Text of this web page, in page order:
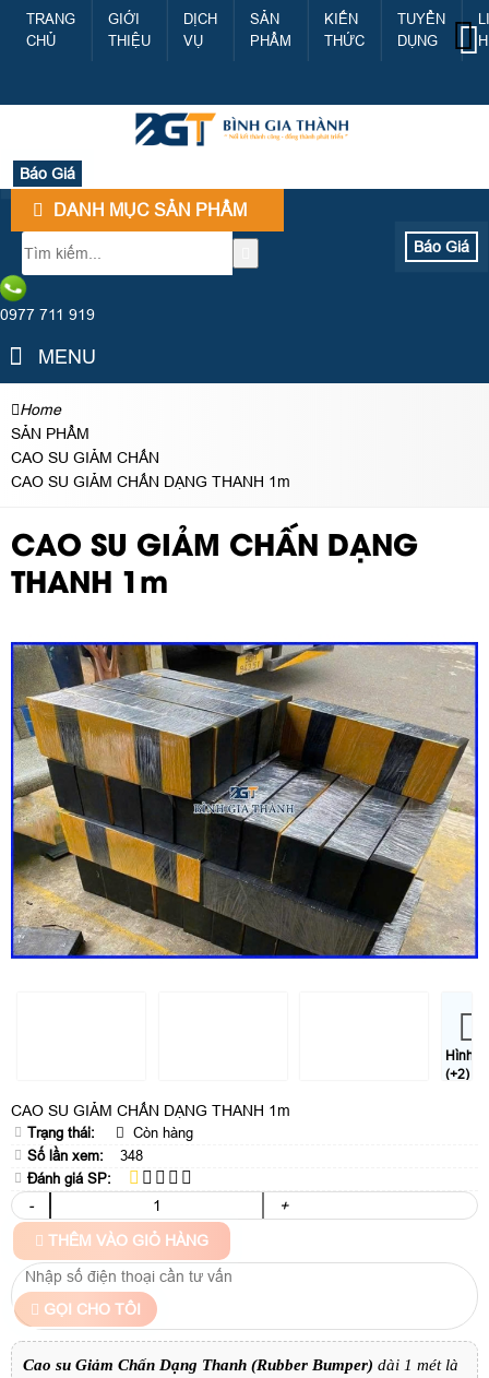
TRANG
CHỦ
GIỚI
THIỆU
DỊCH
VỤ
SẢN
PHẨM
KIẾN
THỨC
TUYỂN
DỤNG
Báo Giá
DANH MỤC SẢN PHẨM
Báo Giá
0977 711 919
MENU
Home
SẢN PHẨM
CAO SU GIẢM CHẤN
CAO SU GIẢM CHẤN DẠNG THANH 1m
CAO SU GIẢM CHẤN DẠNG
THANH 1m
Hình
(+2)
CAO SU GIẢM CHẤN DẠNG THANH 1m
Trạng thái:
Còn hàng
Số lần xem:
348
Đánh giá SP:
-
+
THÊM VÀO GIỎ HÀNG
GỌI CHO TÔI
Cao su Giảm Chấn Dạng Thanh (Rubber Bumper) dài 1 mét là